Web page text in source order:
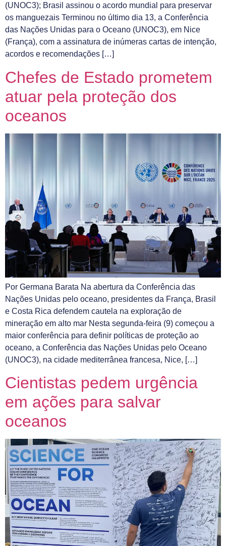
(UNOC3); Brasil assinou o acordo mundial para preservar
os manguezais Terminou no último dia 13, a Conferência
das Nações Unidas para o Oceano (UNOC3), em Nice
(França), com a assinatura de inúmeras cartas de intenção,
acordos e recomendações […]
Chefes de Estado prometem
atuar pela proteção dos
oceanos
Por Germana Barata Na abertura da Conferência das
Nações Unidas pelo oceano, presidentes da França, Brasil
e Costa Rica defendem cautela na exploração de
mineração em alto mar Nesta segunda-feira (9) começou a
maior conferência para definir políticas de proteção ao
oceano, a Conferência das Nações Unidas pelo Oceano
(UNOC3), na cidade mediterrânea francesa, Nice, […]
Cientistas pedem urgência
em ações para salvar
oceanos